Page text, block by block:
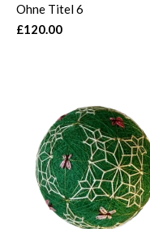
Ohne Titel 6
£120.00